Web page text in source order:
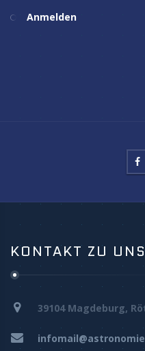
Anmelden
KONTAKT ZU UNS
39104 Magdeburg,